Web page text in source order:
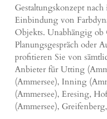
Gestaltungskonzept
Einbindung von
Objekts. Unabhängig ob
Planungsgespräch oder
profitieren Sie von
Anbieter für Utting
(Ammersee), Inning
(Ammersee), Eresing,
(Ammersee), Greifenberg